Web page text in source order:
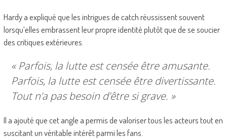
Hardy a expliqué que les intrigues de catch réussissent souvent
lorsqu’elles embrassent leur propre identité plutôt que de se soucier
des critiques extérieures.
« Parfois, la lutte est censée être amusante.
Parfois, la lutte est censée être divertissante.
Tout n’a pas besoin d’être si grave. »
Il a ajouté que cet angle a permis de valoriser tous les acteurs tout en
suscitant un véritable intérêt parmi les fans.